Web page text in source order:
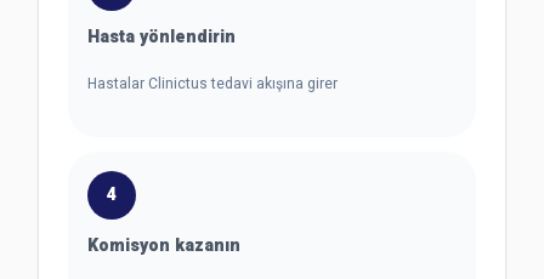
Hasta yönlendirin
Hastalar Clinictus tedavi akışına girer
4
Komisyon kazanın